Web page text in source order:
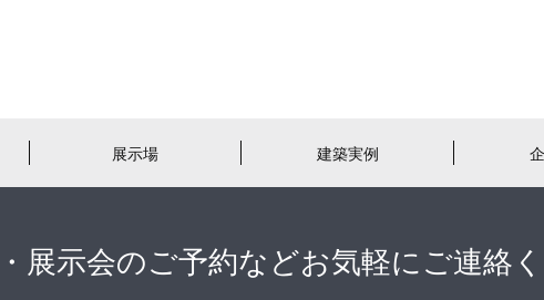
展示場 建築実例
展示会のご予約などお気軽にご連絡く